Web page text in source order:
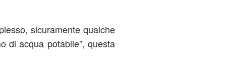
sicuramente qualche
di acqua potabile”, questa